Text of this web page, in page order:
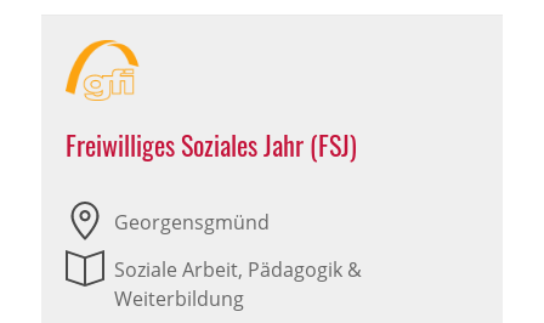
Freiwilliges Soziales Jahr (FSJ)
Georgensgmünd
Soziale Arbeit, Pädagogik &
Weiterbildung